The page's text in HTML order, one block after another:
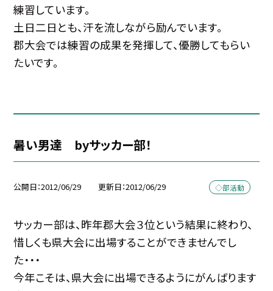
練習しています。
土日二日とも、汗を流しながら励んでいます。
郡大会では練習の成果を発揮して、優勝してもらい
たいです。
暑い男達 byサッカー部！
公開日 2012/06/29 更新日 2012/06/29 ◇部活動
サッカー部は、昨年郡大会３位という結果に終わり、
惜しくも県大会に出場することができませんでし
た・・・
今年こそは、県大会に出場できるようにがんばります